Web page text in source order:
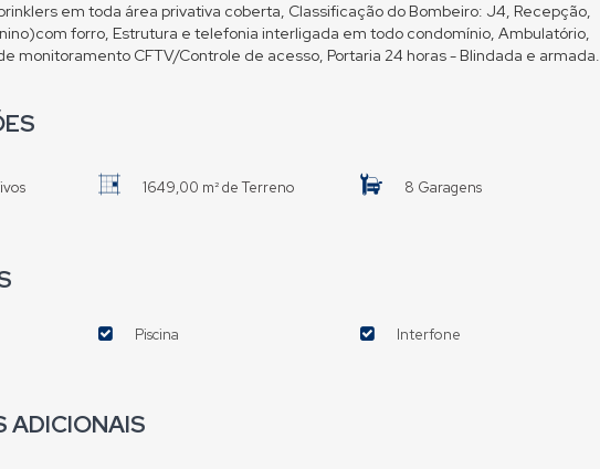
em toda área privativa coberta, Classificação do Bombeiro: J4, Recepção,
forro, Estrutura e telefonia interligada em todo condomínio, Ambulatório,
monitoramento CFTV/Controle de acesso, Portaria 24 horas - Blindada e armada.
1649,00 m² de Terreno 8 Garagens
Piscina Interfone
ADICIONAIS